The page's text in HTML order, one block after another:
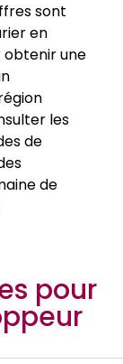
sont
en
obtenir une
les
de
de
pour